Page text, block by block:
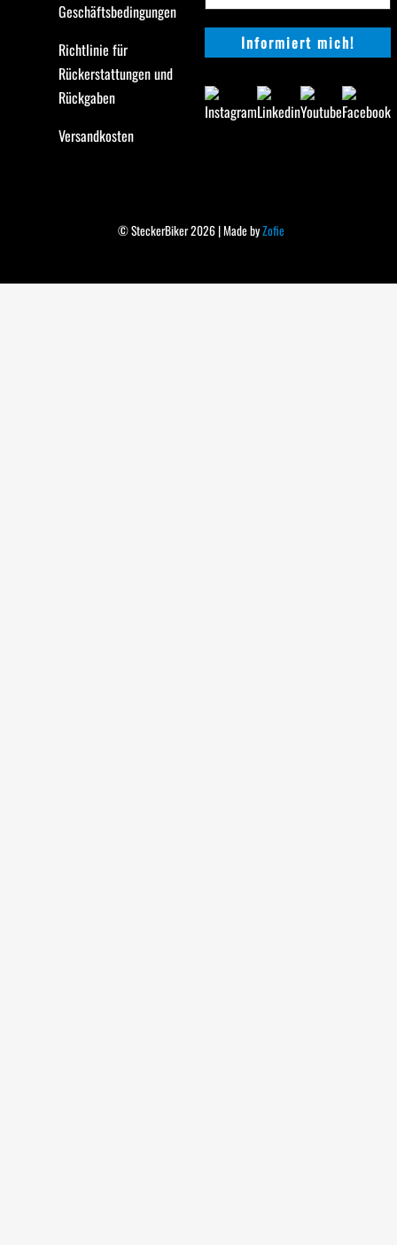
Geschäftsbedingungen
Richtlinie für
Rückerstattungen und
Rückgaben
Versandkosten
© SteckerBiker 2026 | Made byZofie